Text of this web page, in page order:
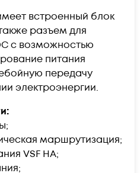
встроенный блок
разъем для
с возможностью
питания
передачу
электроэнергии.
маршрутизация;
VSF HA;